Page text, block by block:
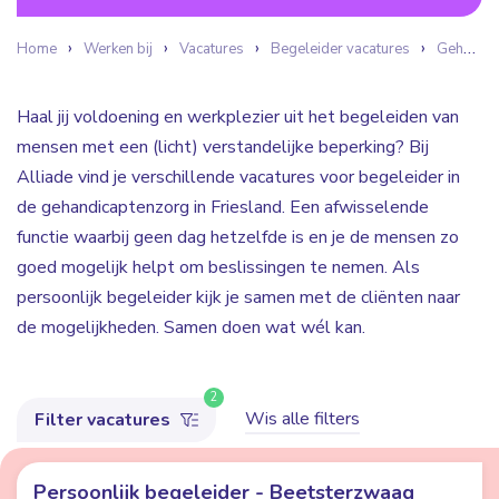
Home Werken bij Vacatures Begeleider vacatures Gehandicaptenzorg
Haal jij voldoening en werkplezier uit het begeleiden van
mensen met een (licht) verstandelijke beperking? Bij
Alliade vind je verschillende vacatures voor begeleider in
de gehandicaptenzorg in Friesland. Een afwisselende
functie waarbij geen dag hetzelfde is en je de mensen zo
goed mogelijk helpt om beslissingen te nemen. Als
persoonlijk begeleider kijk je samen met de cliënten naar
de mogelijkheden. Samen doen wat wél kan.
Filter vacatures
2
Wis alle filters
Persoonlijk begeleider - Beetsterzwaag